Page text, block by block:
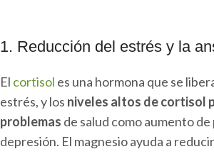
1. Reducción del estrés y la
El cortisol es una hormona que se
estrés, y los niveles altos de cortisol
problemas de salud como aumento
depresión. El magnesio ayuda a